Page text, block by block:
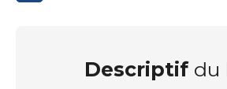
Descriptifdu